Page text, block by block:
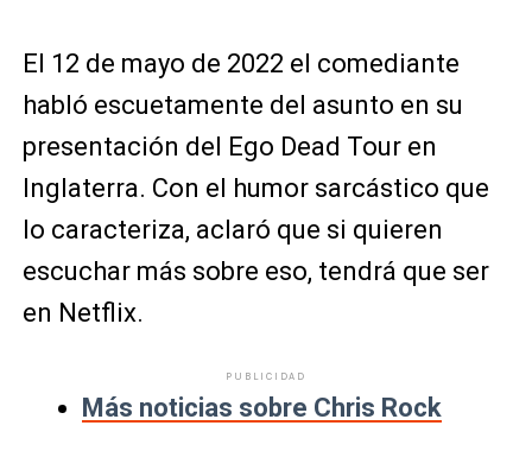
El 12 de mayo de 2022 el comediante
habló escuetamente del asunto en su
presentación del Ego Dead Tour en
Inglaterra. Con el humor sarcástico que
lo caracteriza, aclaró que si quieren
escuchar más sobre eso, tendrá que ser
en Netflix.
PUBLICIDAD
Más noticias sobre Chris Rock